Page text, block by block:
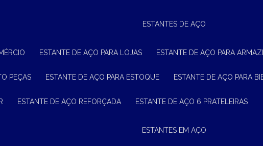
ESTANTES DE AÇO
ESTANTE DE AÇO PARA LOJAS ESTANTE DE AÇO PARA
PEÇAS ESTANTE DE AÇO PARA ESTOQUE ESTANTE DE AÇO PARA
ESTANTE DE AÇO REFORÇADA ESTANTE DE AÇO 6 PRATELEIRAS
ESTANTES EM AÇO